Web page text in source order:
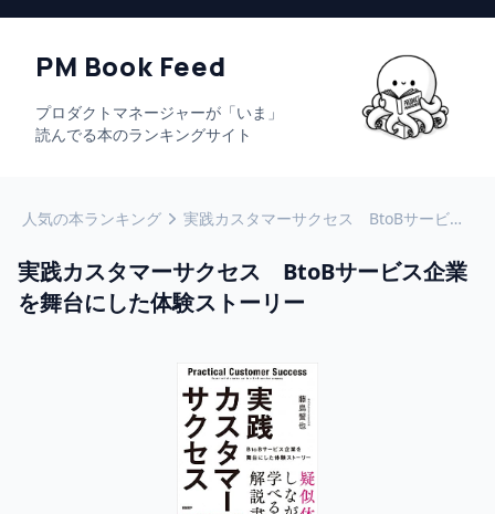
PM Book Feed
プロダクトマネージャーが「いま」
読んでる本のランキングサイト
人気の本ランキング 実践カスタマーサクセス BtoBサービス企業を舞台にした体験ストーリー
実践カスタマーサクセス BtoBサービス企業
を舞台にした体験ストーリー